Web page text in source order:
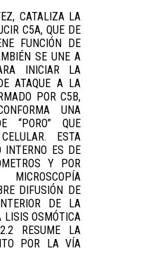
CATALIZA LA
C5A, QUE DE
FUNCIÓN DE
SE UNE A
INICIAR LA
ATAQUE A LA
POR C5B,
UNA
“PORO” QUE
ESTA
INTERNO ES DE
Y POR
DIFUSIÓN DE
DE LA
LISIS OSMÓTICA
RESUME LA
POR LA VÍA